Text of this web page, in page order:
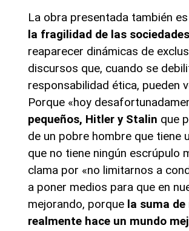
La obra presentada también
la fragilidad de las
reaparecer dinámicas de
discursos que, cuando se
responsabilidad ética, pueden
Porque «hoy
pequeños, Hitler y Stalin que
de un pobre hombre que tiene
que no tiene ningún escrúpulo
clama por «no limitarnos a
a poner medios para que en
mejorando, porque la suma
realmente hace un mundo